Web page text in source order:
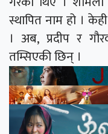
स्थापित नाम हो ।
। अब, प्रदीप र
तम्सिएकी छिन् ।